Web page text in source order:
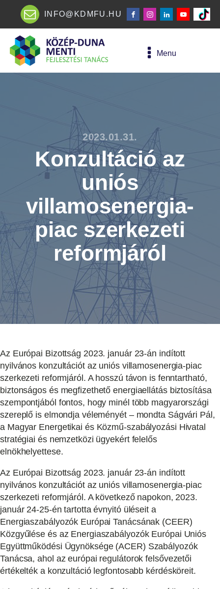
INFO@KDMFU.HU
Menu
2023.01.31.
Konzultáció az
uniós
villamosenergia-
piac szerkezeti
reformjáról
Az Európai Bizottság 2023. január 23-án indított
nyilvános konzultációt az uniós villamosenergia-piac
szerkezeti reformjáról. A hosszú távon is fenntartható,
biztonságos és megfizethető energiaellátás biztosítása
szempontjából fontos, hogy minél több magyarországi
szereplő is elmondja véleményét – mondta Ságvári Pál,
a Magyar Energetikai és Közmű-szabályozási Hivatal
stratégiai és nemzetközi ügyekért felelős
elnökhelyettese.
Az Európai Bizottság 2023. január 23-án indított
nyilvános konzultációt az uniós villamosenergia-piac
szerkezeti reformjáról. A következő napokon, 2023.
január 24-25-én tartotta évnyitó üléseit a
Energiaszabályozók Európai Tanácsának (CEER)
Közgyűlése és az Energiaszabályozók Európai Uniós
Együttműködési Ügynöksége (ACER) Szabályozók
Tanácsa, ahol az európai regulátorok felsővezetői
értékelték a konzultáció legfontosabb kérdésköreit.